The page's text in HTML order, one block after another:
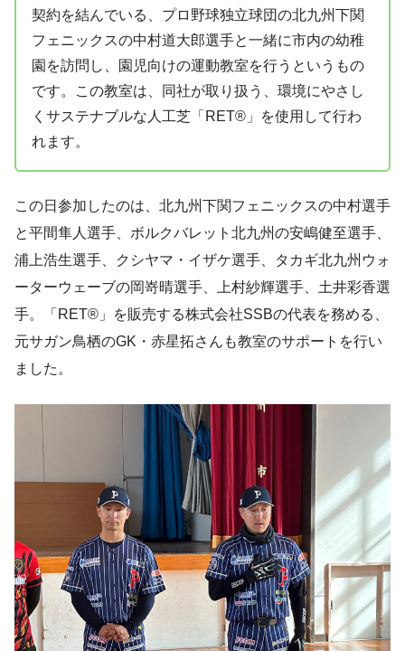
契約を結んでいる、プロ野球独立球団の北九州下関
フェニックスの中村道大郎選手と一緒に市内の幼稚
園を訪問し、園児向けの運動教室を行うというもの
です。この教室は、同社が取り扱う、環境にやさし
くサステナブルな人工芝「RET®」を使用して行わ
れます。
この日参加したのは、北九州下関フェニックスの中村選⼿
と平間隼人選手、ボルクバレット北九州の安嶋健至選手、
浦上浩生選手、クシヤマ・イザケ選手、タカギ北九州ウォ
ーターウェーブの岡嵜晴選手、上村紗輝選手、土井彩香選
手。「RET®」を販売する株式会社SSBの代表を務める、
元サガン鳥栖のGK・赤星拓さんも教室のサポートを行い
ました。